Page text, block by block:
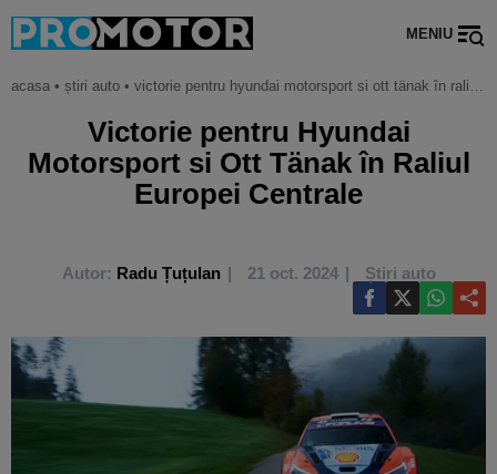
MENIU
acasa • știri auto • victorie pentru hyundai motorsport si ott tänak în raliul europei centrale
Victorie pentru Hyundai
Motorsport si Ott Tänak în Raliul
Europei Centrale
Autor: Radu Țuțulan 21 oct. 2024 Știri auto